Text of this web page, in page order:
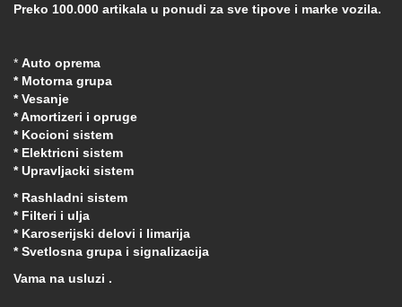
Preko 100.000 artikala u ponudi za sve tipove i marke vozila.
* Auto oprema
* Motorna grupa
* Vesanje
* Amortizeri i opruge
* Kocioni sistem
* Elektricni sistem
* Upravljacki sistem
* Rashladni sistem
* Filteri i ulja
* Karoserijski delovi i limarija
* Svetlosna grupa i signalizacija
Vama na usluzi .